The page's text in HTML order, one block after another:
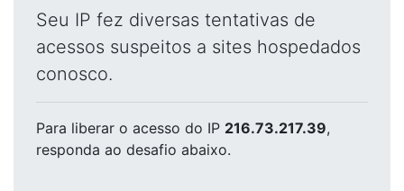
Seu IP fez diversas tentativas de
acessos suspeitos a sites hospedados
conosco.
Para liberar o acesso do IP 216.73.217.39,
responda ao desafio abaixo.